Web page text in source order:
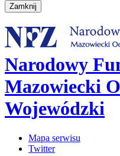
Narodowy
Mazowiecki
Wojewódzki
Mapa serwisu
Twitter